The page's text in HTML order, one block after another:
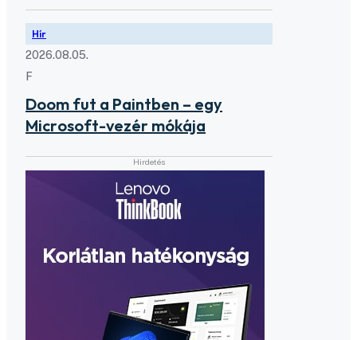
Hír
2026.08.05.
F
Doom fut a Paintben – egy
Microsoft-vezér mókája